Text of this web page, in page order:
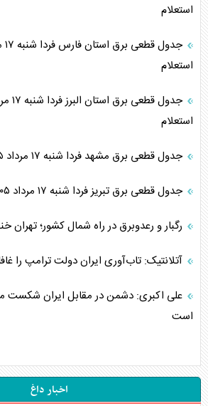
استعلام
استعلام
استعلام
جدول قطعی برق مشهد فردا شنبه ۱۷ مرداد ۱۴۰۵ + نحوه استعلام
جدول قطعی برق تبریز فردا شنبه ۱۷ مرداد ۱۴۰۵ + نحوه استعلام
رگبار و رعدوبرق در راه شمال کشور؛ تهران
آتلانتیک: تاب‌آوری ایران دولت ترامپ را
علی اکبری: دشمن در مقابل ایران شکست
است
اخبار داغ